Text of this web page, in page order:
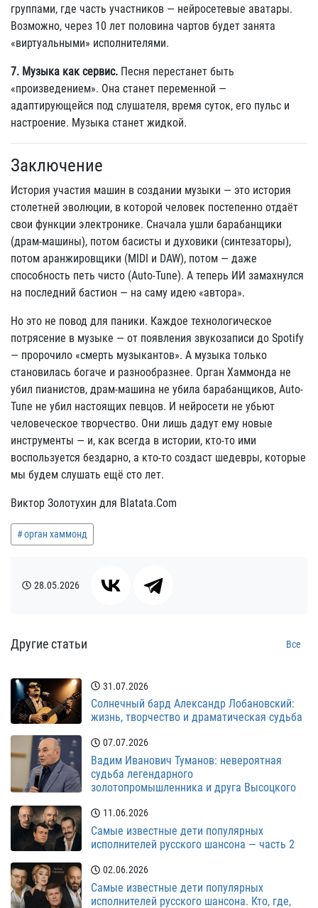
группами, где часть участников — нейросетевые аватары.
Возможно, через 10 лет половина чартов будет занята
«виртуальными» исполнителями.
7. Музыка как сервис. Песня перестанет быть
«произведением». Она станет переменной —
адаптирующейся под слушателя, время суток, его пульс и
настроение. Музыка станет жидкой.
Заключение
История участия машин в создании музыки — это история
столетней эволюции, в которой человек постепенно отдаёт
свои функции электронике. Сначала ушли барабанщики
(драм-машины), потом басисты и духовики (синтезаторы),
потом аранжировщики (MIDI и DAW), потом — даже
способность петь чисто (Auto-Tune). А теперь ИИ замахнулся
на последний бастион — на саму идею «автора».
Но это не повод для паники. Каждое технологическое
потрясение в музыке — от появления звукозаписи до Spotify
— пророчило «смерть музыкантов». А музыка только
становилась богаче и разнообразнее. Орган Хаммонда не
убил пианистов, драм-машина не убила барабанщиков, Auto-
Tune не убил настоящих певцов. И нейросети не убьют
человеческое творчество. Они лишь дадут ему новые
инструменты — и, как всегда в истории, кто-то ими
воспользуется бездарно, а кто-то создаст шедевры, которые
мы будем слушать ещё сто лет.
Виктор Золотухин для Blatata.Com
орган хаммонд
28.05.2026
Другие статьи Все
31.07.2026
Солнечный бард Александр Лобановский:
жизнь, творчество и драматическая судьба
07.07.2026
Вадим Иванович Туманов: невероятная
судьба легендарного
золотопромышленника и друга Высоцкого
11.06.2026
Самые известные дети популярных
исполнителей русского шансона — часть 2
02.06.2026
Самые известные дети популярных
исполнителей русского шансона. Кто, где,